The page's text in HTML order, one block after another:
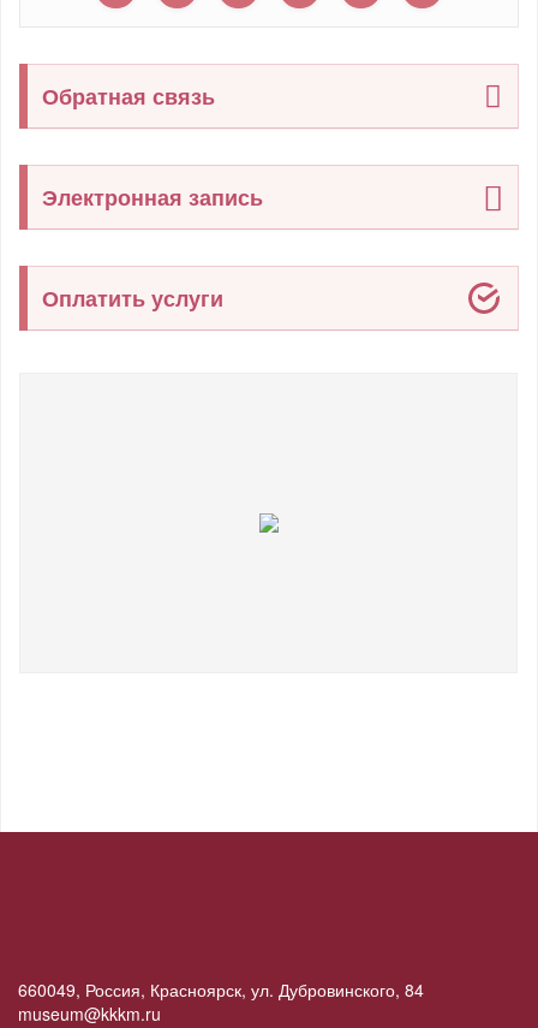
Обратная связь
Электронная запись
Оплатить услуги
660049, Россия, Красноярск, ул. Дубровинского, 84
museum@kkkm.ru